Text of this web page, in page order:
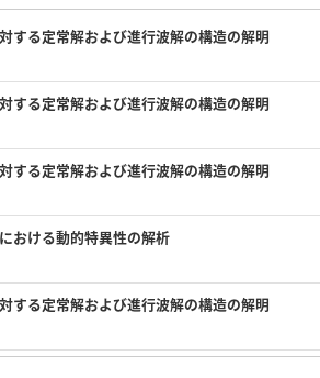
する定常解および進行波解の構造の解明
する定常解および進行波解の構造の解明
する定常解および進行波解の構造の解明
おける動的特異性の解析
する定常解および進行波解の構造の解明